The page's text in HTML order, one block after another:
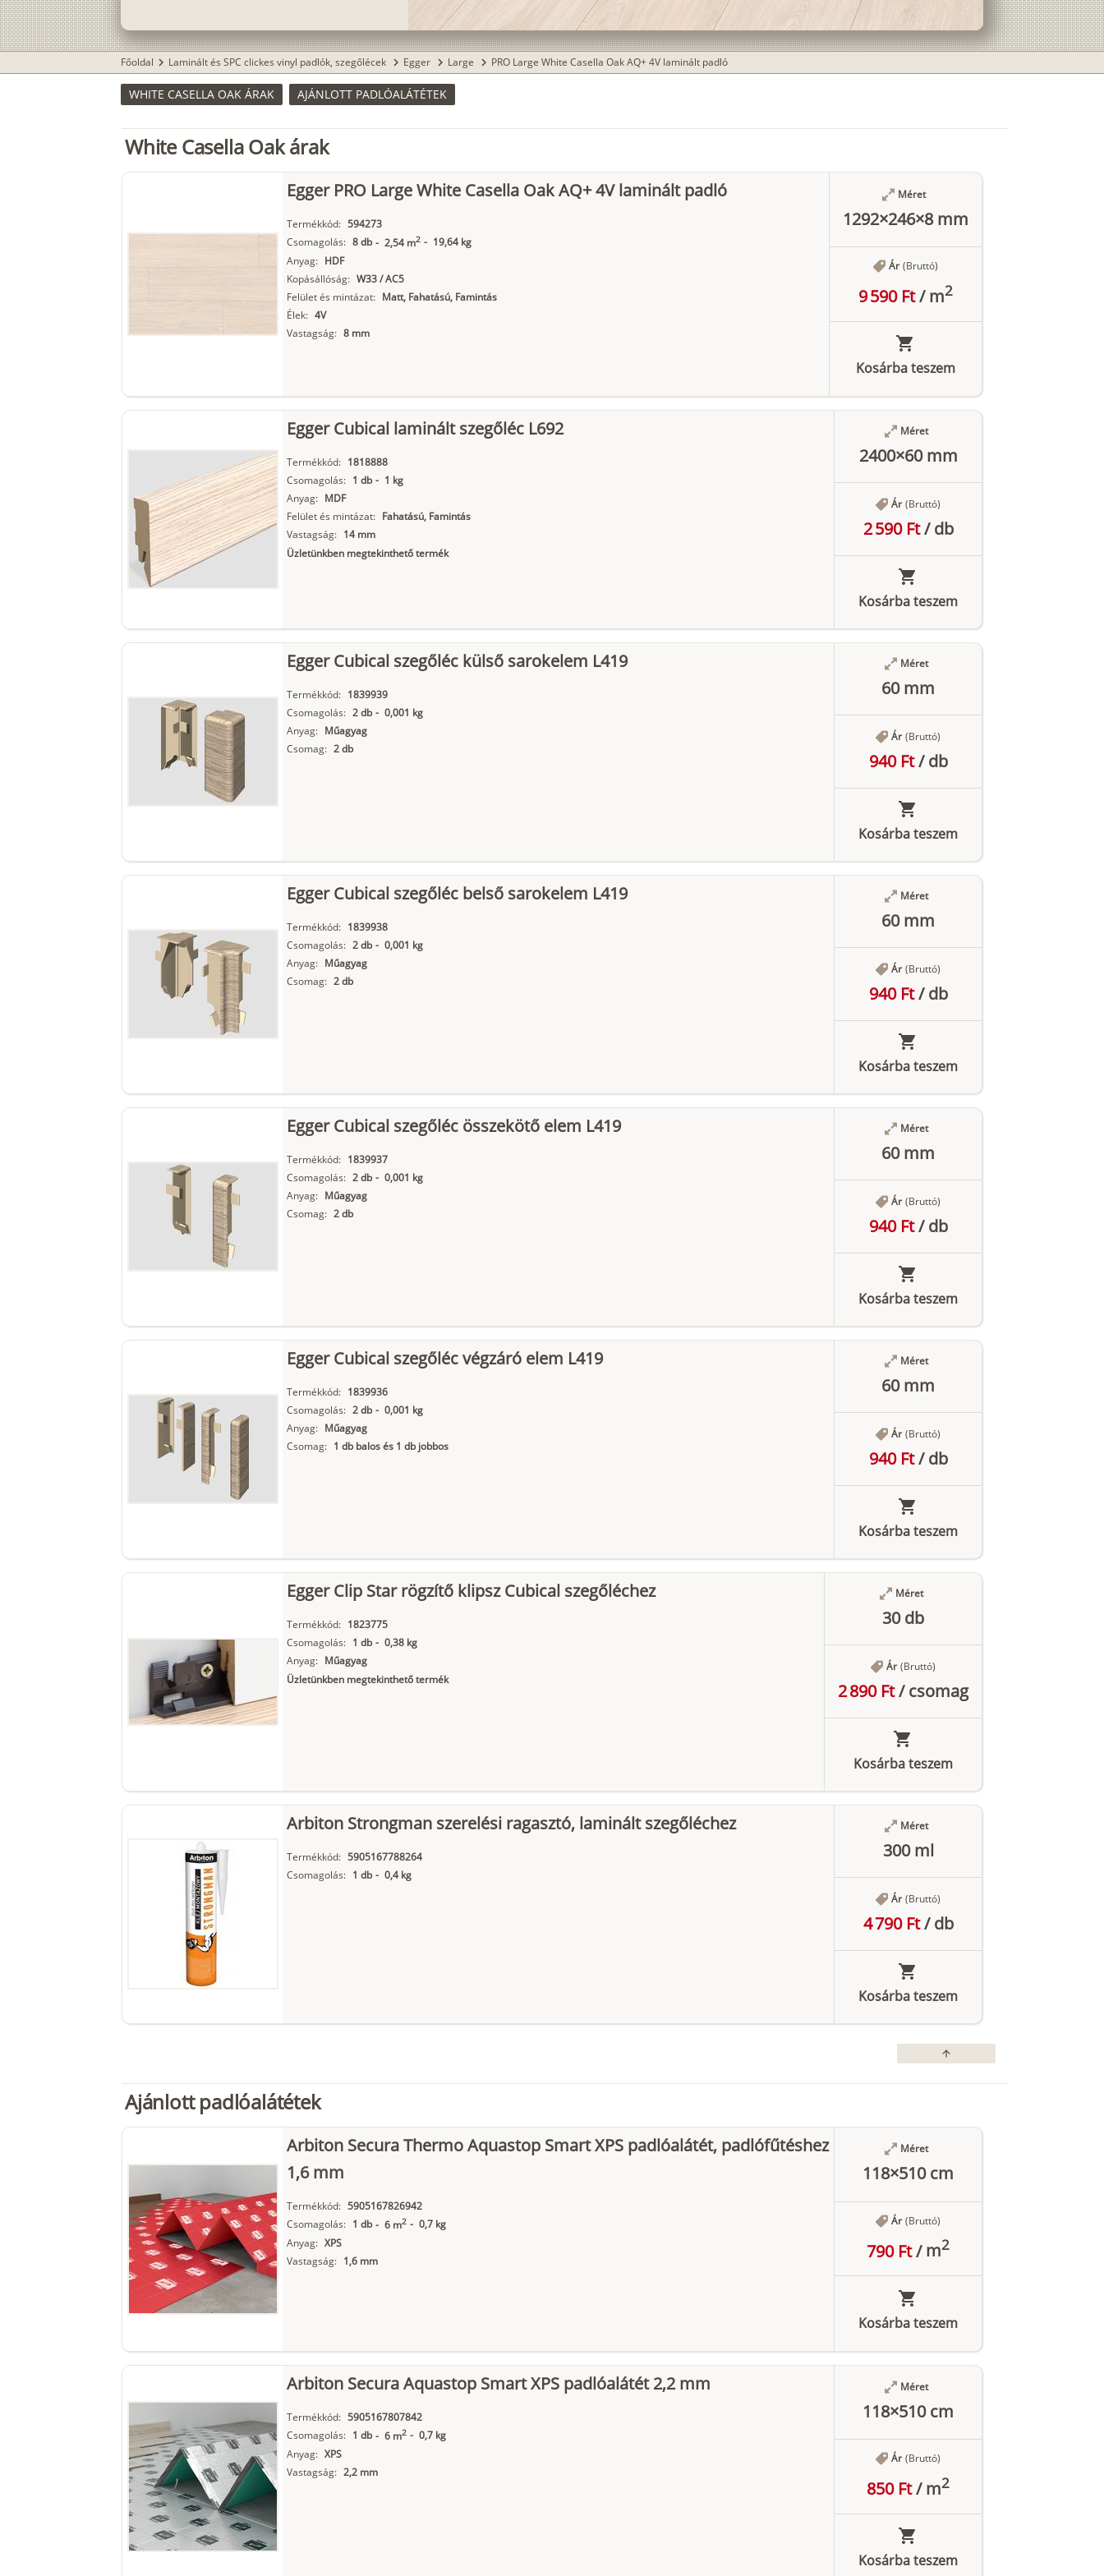
Főoldal chevron_right Laminált és SPC clickes vinyl padlók, szegőlécek chevron_right Egger chevron_right Large chevron_right PRO Large White Casella Oak AQ+ 4V laminált padló
WHITE CASELLA OAK ÁRAK AJÁNLOTT PADLÓALÁTÉTEK
White Casella Oak árak
Egger PRO Large White Casella Oak AQ+ 4V laminált padló
Termékkód: 594273
Csomagolás: 8 db - 2,54 m2 - 19,64 kg
Anyag: HDF
Kopásállóság: W33 / AC5
Felület és mintázat: Matt, Fahatású, Famintás
Élek: 4V
Vastagság: 8 mm
Méret
1292×246×8 mm
Ár (Bruttó)
9 590 Ft/m2
Kosárba teszem
Egger Cubical laminált szegőléc L692
Termékkód: 1818888
Csomagolás: 1 db - 1 kg
Anyag: MDF
Felület és mintázat: Fahatású, Famintás
Vastagság: 14 mm
Üzletünkben megtekinthető termék
Méret
2400×60 mm
Ár (Bruttó)
2 590 Ft/db
Kosárba teszem
Egger Cubical szegőléc külső sarokelem L419
Termékkód: 1839939
Csomagolás: 2 db - 0,001 kg
Anyag: Műagyag
Csomag: 2 db
Méret
60 mm
Ár (Bruttó)
940 Ft/db
Kosárba teszem
Egger Cubical szegőléc belső sarokelem L419
Termékkód: 1839938
Csomagolás: 2 db - 0,001 kg
Anyag: Műagyag
Csomag: 2 db
Méret
60 mm
Ár (Bruttó)
940 Ft/db
Kosárba teszem
Egger Cubical szegőléc összekötő elem L419
Termékkód: 1839937
Csomagolás: 2 db - 0,001 kg
Anyag: Műagyag
Csomag: 2 db
Méret
60 mm
Ár (Bruttó)
940 Ft/db
Kosárba teszem
Egger Cubical szegőléc végzáró elem L419
Termékkód: 1839936
Csomagolás: 2 db - 0,001 kg
Anyag: Műagyag
Csomag: 1 db balos és 1 db jobbos
Méret
60 mm
Ár (Bruttó)
940 Ft/db
Kosárba teszem
Egger Clip Star rögzítő klipsz Cubical szegőléchez
Termékkód: 1823775
Csomagolás: 1 db - 0,38 kg
Anyag: Műagyag
Üzletünkben megtekinthető termék
Méret
30 db
Ár (Bruttó)
2 890 Ft/csomag
Kosárba teszem
Arbiton Strongman szerelési ragasztó, laminált szegőléchez
Termékkód: 5905167788264
Csomagolás: 1 db - 0,4 kg
Méret
300 ml
Ár (Bruttó)
4 790 Ft/db
Kosárba teszem
arrow_upward
Ajánlott padlóalátétek
Arbiton Secura Thermo Aquastop Smart XPS padlóalátét, padlófűtéshez
1,6 mm
Termékkód: 5905167826942
Csomagolás: 1 db - 6 m2 - 0,7 kg
Anyag: XPS
Vastagság: 1,6 mm
Méret
118×510 cm
Ár (Bruttó)
790 Ft/m2
Kosárba teszem
Arbiton Secura Aquastop Smart XPS padlóalátét 2,2 mm
Termékkód: 5905167807842
Csomagolás: 1 db - 6 m2 - 0,7 kg
Anyag: XPS
Vastagság: 2,2 mm
Méret
118×510 cm
Ár (Bruttó)
850 Ft/m2
Kosárba teszem